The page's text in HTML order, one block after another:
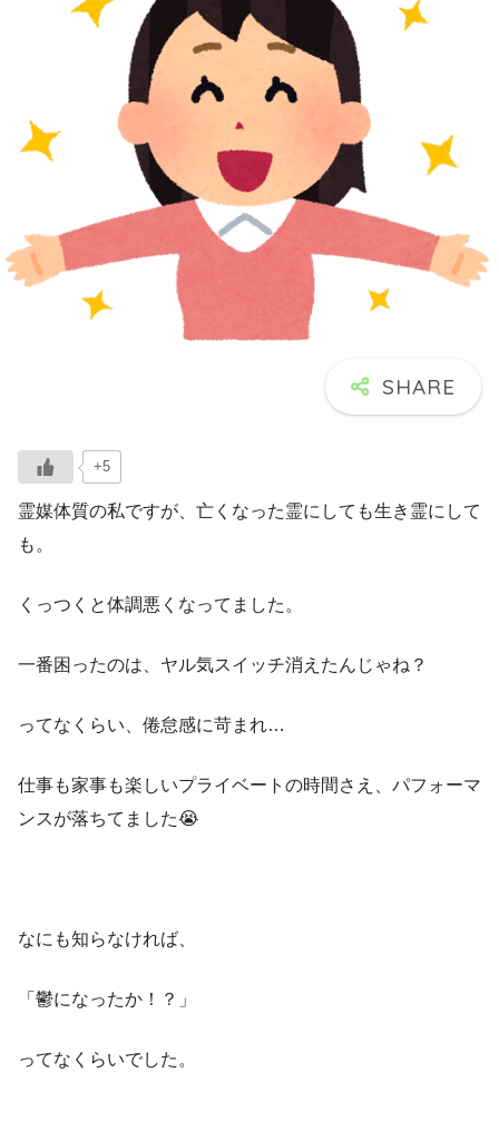
+5
霊媒体質の私ですが、亡くなった霊にしても生き霊にして
も。
くっつくと体調悪くなってました。
一番困ったのは、ヤル気スイッチ消えたんじゃね？
ってなくらい、倦怠感に苛まれ…
仕事も家事も楽しいプライベートの時間さえ、パフォーマ
ンスが落ちてました😭
なにも知らなければ、
「鬱になったか！？」
ってなくらいでした。